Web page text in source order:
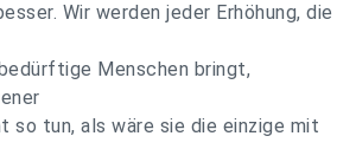
Wir werden jeder Erhöhung, die
Menschen bringt,
so tun, als wäre sie die einzige mit